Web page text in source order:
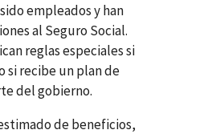
empleados y han
al Seguro Social.
reglas especiales si
si recibe un plan de
del gobierno.
de beneficios,